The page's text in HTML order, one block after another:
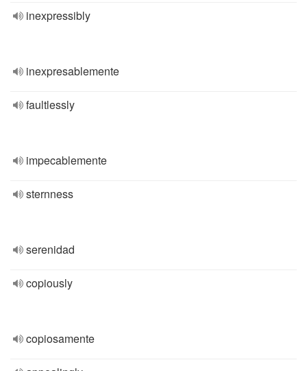
inexpressibly
inexpresablemente
faultlessly
impecablemente
sternness
serenidad
copiously
copiosamente